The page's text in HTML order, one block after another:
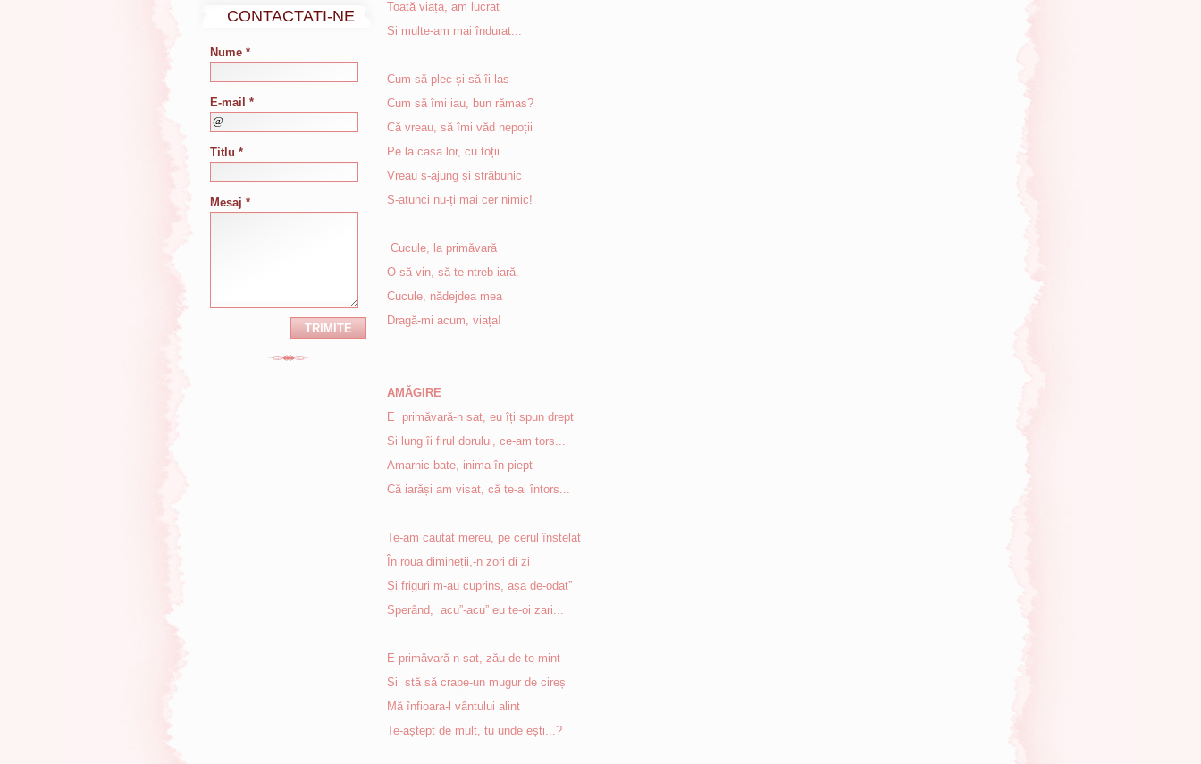
Toată viața, am lucrat
Și multe-am mai îndurat...
Cum să plec și să îi las
Cum să îmi iau, bun rămas?
Că vreau, să îmi văd nepoții
Pe la casa lor, cu toții.
Vreau s-ajung și străbunic
Ș-atunci nu-ți mai cer nimic!
Cucule, la primăvară
O să vin, să te-ntreb iară.
Cucule, nădejdea mea
Dragă-mi acum, viața!
AMĂGIRE
E primăvară-n sat, eu îți spun drept
Și lung îi firul dorului, ce-am tors...
Amarnic bate, inima în piept
Că iarăși am visat, că te-ai întors...
Te-am cautat mereu, pe cerul înstelat
În roua dimineții,-n zori di zi
Și friguri m-au cuprins, așa de-odat”
Sperând, acu”-acu” eu te-oi zari...
E primăvară-n sat, zău de te mint
Și stă să crape-un mugur de cireș
Mă înfioara-l vântului alint
Te-aștept de mult, tu unde ești...?
CONTACTATI-NE
Nume *
E-mail *
Titlu *
Mesaj *